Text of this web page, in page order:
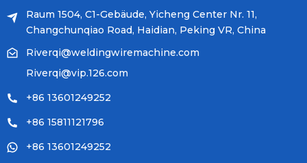
Raum 1504, C1-Gebäude, Yicheng Center Nr. 11,
Changchunqiao Road, Haidian, Peking VR, China
Riverqi@weldingwiremachine.com
Riverqi@vip.126.com
+86 13601249252
+86 15811121796
+86 13601249252